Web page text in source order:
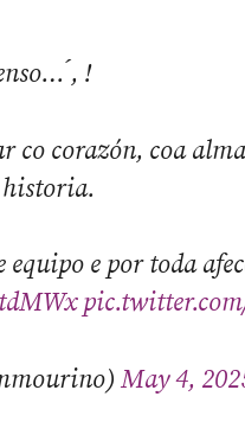
́, !
co corazón, coa
historia.
e por toda
May 4,